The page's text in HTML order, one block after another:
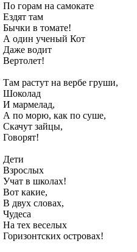
По горам на самокате
Ездят там
Бычки в томате!
А один ученый Кот
Даже водит
Вертолет!
Там растут на вербе груши,
Шоколад
И мармелад,
А по морю, как по суше,
Скачут зайцы,
Говорят!
Дети
Взрослых
Учат в школах!
Вот какие,
В двух словах,
Чудеса
На тех веселых
Горизонтских островах!